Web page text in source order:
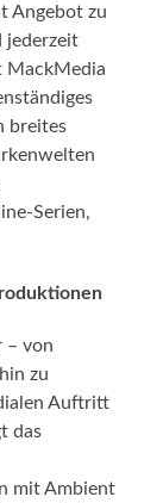
Angebot zu
jederzeit
MackMedia
breites
Serien,
– von
zu
Auftritt
das
mit Ambient